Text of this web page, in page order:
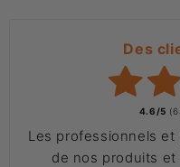
Des
4.6/5
Les professionnels et
de nos produits et